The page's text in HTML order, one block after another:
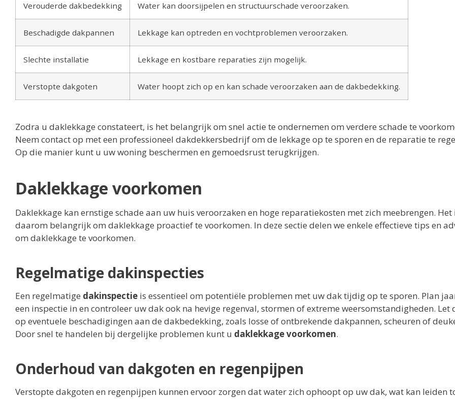
Verouderde dakbedekking Water kan doorsijpelen en structuurschade veroorzaken.
Beschadigde dakpannen Lekkage kan optreden en vochtproblemen veroorzaken.
Slechte installatie Lekkage en kostbare reparaties zijn mogelijk.
Verstopte dakgoten Water hoopt zich op en kan schade veroorzaken aan de dakbedekking.
Zodra u daklekkage constateert, is het belangrijk om snel actie te ondernemen om verdere schade te
Neem contact op met een professioneel dakdekkersbedrijf om de lekkage op te sporen en de reparatie te
Op die manier kunt u uw woning beschermen en gemoedsrust terugkrijgen.
Daklekkage voorkomen
Daklekkage kan ernstige schade aan uw huis veroorzaken en hoge reparatiekosten met zich meebrengen. Het
daarom belangrijk om daklekkage proactief te voorkomen. In deze sectie delen we enkele effectieve tips en
om daklekkage te voorkomen.
Regelmatige dakinspecties
Een regelmatige dakinspectie is essentieel om potentiële problemen met uw dak tijdig op te sporen. Plan
een inspectie in en controleer uw dak ook na hevige regenval, stormen of extreme weersomstandigheden. Let
op eventuele beschadigingen aan de dakbedekking, zoals losse of ontbrekende dakpannen, scheuren of
Door snel te handelen bij dergelijke problemen kunt u daklekkage voorkomen.
Onderhoud van dakgoten en regenpijpen
Verstopte dakgoten en regenpijpen kunnen ervoor zorgen dat water zich ophoopt op uw dak, wat kan leiden